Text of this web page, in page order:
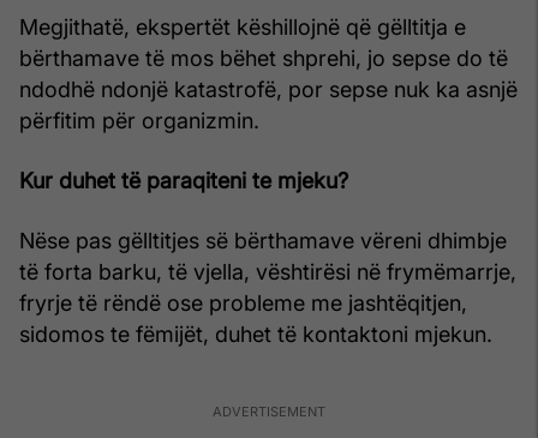
Megjithatë, ekspertët këshillojnë që gëlltitja e
bërthamave të mos bëhet shprehi, jo sepse do të
ndodhë ndonjë katastrofë, por sepse nuk ka asnjë
përfitim për organizmin.
Kur duhet të paraqiteni te mjeku?
Nëse pas gëlltitjes së bërthamave vëreni dhimbje
të forta barku, të vjella, vështirësi në frymëmarrje,
fryrje të rëndë ose probleme me jashtëqitjen,
sidomos te fëmijët, duhet të kontaktoni mjekun.